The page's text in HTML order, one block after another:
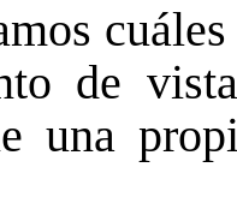
de
una